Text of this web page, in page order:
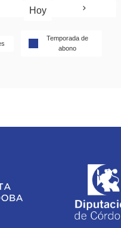
Hoy
Temporada de
abono